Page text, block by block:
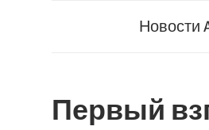
Новости
Первый